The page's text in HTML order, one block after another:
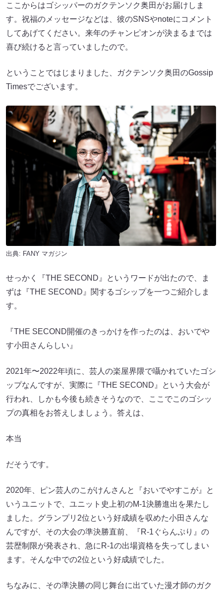
ここからはゴシッパーのガクテンソク奥田がお届けしま
す。祝福のメッセージなどは、彼のSNSやnoteにコメント
してあげてください。来年のチャンピオンが決まるまでは
喜び続けると言っていましたので。
ということではじまりました、ガクテンソク奥田のGossip
Timesでございます。
出典: FANY マガジン
せっかく『THE SECOND』というワードが出たので、ま
ずは『THE SECOND』関するゴシップを一つご紹介しま
す。
『THE SECOND開催のきっかけを作ったのは、おいでや
す小田さんらしい』
2021年〜2022年頃に、芸人の楽屋界隈で囁かれていたゴシ
ップなんですが、実際に『THE SECOND』という大会が
行われ、しかも今後も続きそうなので、ここでこのゴシッ
プの真相をお答えしましょう。答えは、
本当
だそうです。
2020年、ピン芸人のこがけんさんと『おいでやすこが』と
いうユニットで、ユニット史上初のM-1決勝進出を果たし
ました。グランプリ2位という好成績を収めた小田さんな
んですが、その大会の準決勝直前、『R-1ぐらんぷり』の
芸歴制限が発表され、急にR-1の出場資格を失ってしまい
ます。そんな中での2位という好成績でした。
ちなみに、その準決勝の同じ舞台に出ていた漫才師のガク